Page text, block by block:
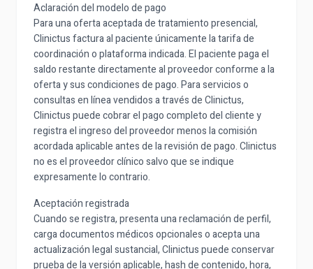
Aclaración del modelo de pago
Para una oferta aceptada de tratamiento presencial,
Clinictus factura al paciente únicamente la tarifa de
coordinación o plataforma indicada. El paciente paga el
saldo restante directamente al proveedor conforme a la
oferta y sus condiciones de pago. Para servicios o
consultas en línea vendidos a través de Clinictus,
Clinictus puede cobrar el pago completo del cliente y
registra el ingreso del proveedor menos la comisión
acordada aplicable antes de la revisión de pago. Clinictus
no es el proveedor clínico salvo que se indique
expresamente lo contrario.
Aceptación registrada
Cuando se registra, presenta una reclamación de perfil,
carga documentos médicos opcionales o acepta una
actualización legal sustancial, Clinictus puede conservar
prueba de la versión aplicable, hash de contenido, hora,